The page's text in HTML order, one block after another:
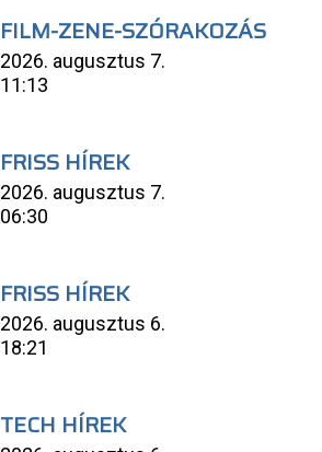
FILM-ZENE-SZÓRAKOZÁS
2026. augusztus 7.
11:13
FRISS HÍREK
2026. augusztus 7.
06:30
FRISS HÍREK
2026. augusztus 6.
18:21
TECH HÍREK